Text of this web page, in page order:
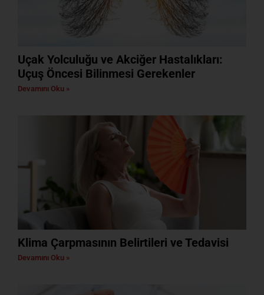
Uçak Yolculuğu ve Akciğer Hastalıkları:
Uçuş Öncesi Bilinmesi Gerekenler
Devamını Oku »
Klima Çarpmasının Belirtileri ve Tedavisi
Devamını Oku »